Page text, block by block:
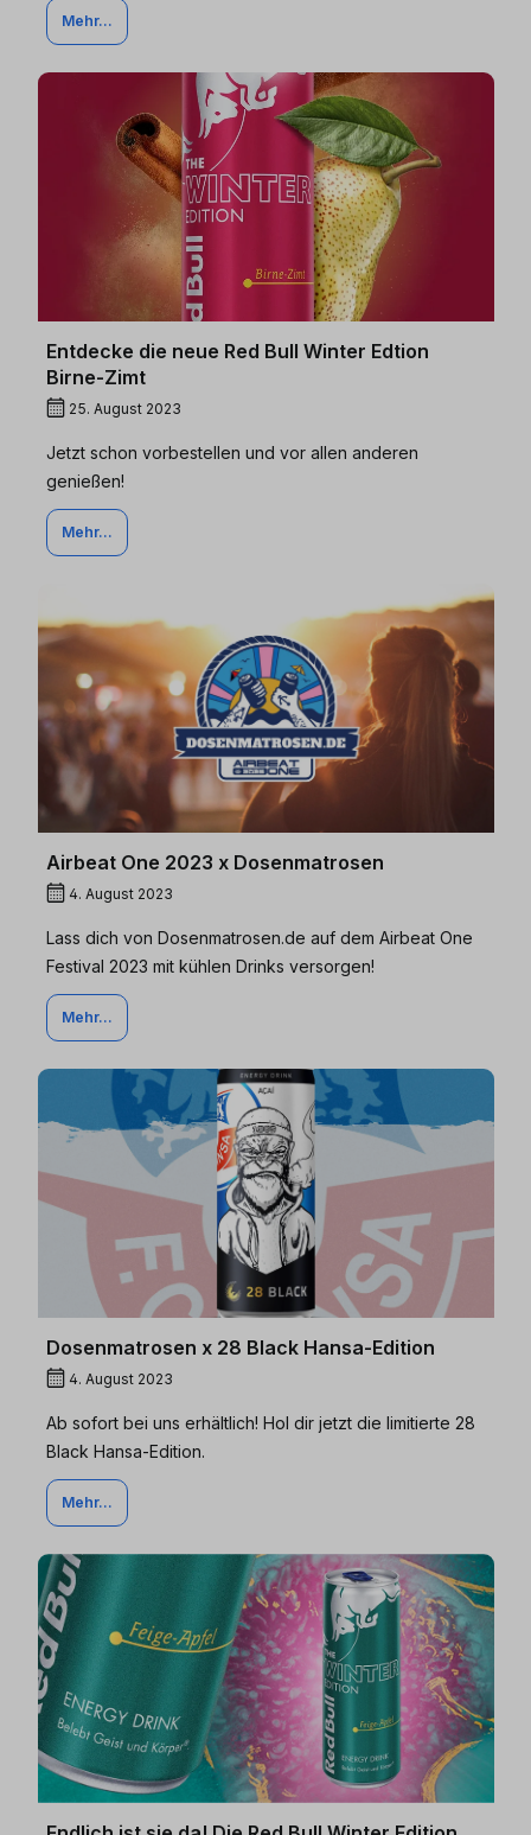
Mehr...
Entdecke die neue Red Bull Winter Edtion
Birne-Zimt
25. August 2023
Jetzt schon vorbestellen und vor allen anderen
genießen!
Mehr...
Airbeat One 2023 x Dosenmatrosen
4. August 2023
Lass dich von Dosenmatrosen.de auf dem Airbeat One
Festival 2023 mit kühlen Drinks versorgen!
Mehr...
Dosenmatrosen x 28 Black Hansa-Edition
4. August 2023
Ab sofort bei uns erhältlich! Hol dir jetzt die limitierte 28
Black Hansa-Edition.
Mehr...